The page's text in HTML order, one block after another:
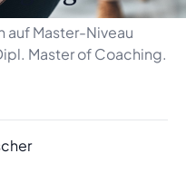
Master-Niveau
Master of Coaching.